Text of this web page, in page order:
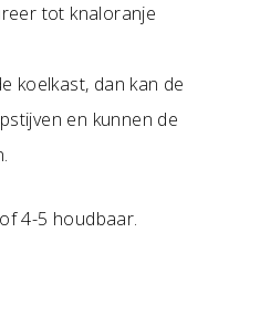
tot knaloranje
koelkast, dan kan de
en kunnen de
4-5 houdbaar.